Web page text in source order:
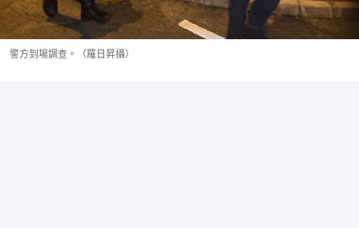
警方到場調查。（羅日昇攝）